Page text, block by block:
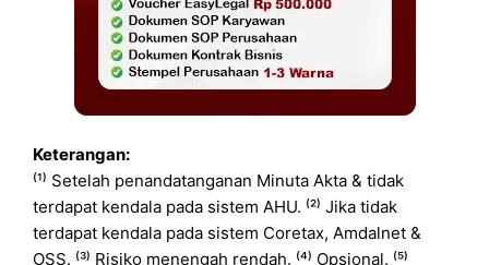
Keterangan:
⁽¹⁾ Setelah penandatanganan Minuta Akta & tidak
terdapat kendala pada sistem AHU. ⁽²⁾ Jika tidak
terdapat kendala pada sistem Coretax, Amdalnet &
OSS. ⁽³⁾ Risiko menengah rendah. ⁽⁴⁾ Opsional. ⁽⁵⁾